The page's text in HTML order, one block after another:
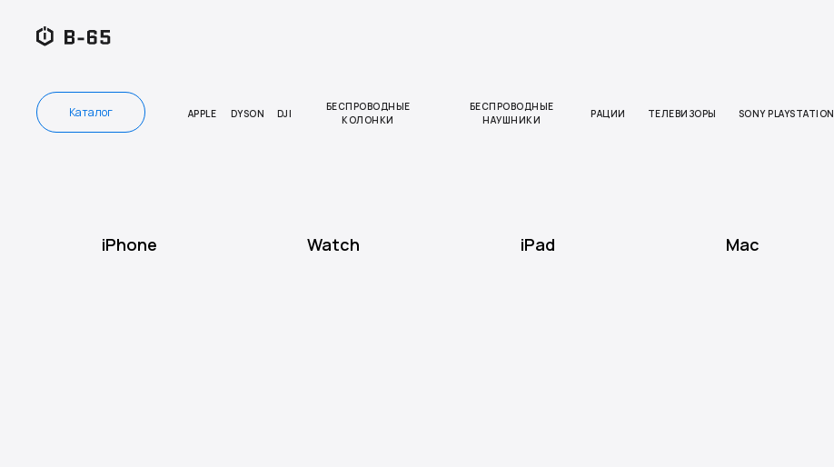
Каталог APPLE DYSON DJI
БЕСПРОВОДНЫЕ
КОЛОНКИ
БЕСПРОВОДНЫЕ
НАУШНИКИ
РАЦИИ SONY PLAYSTATION
ТЕЛЕВИЗОРЫ
iPhone Watch iPad Mac